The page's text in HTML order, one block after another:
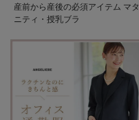
産前から産後の必須アイテム マタ
ニティ・授乳ブラ